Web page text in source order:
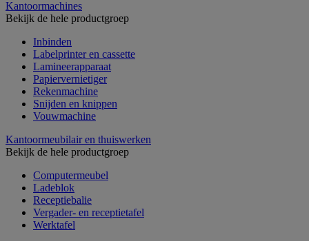
Kantoormachines
Bekijk de hele productgroep
Inbinden
Labelprinter en cassette
Lamineerapparaat
Papiervernietiger
Rekenmachine
Snijden en knippen
Vouwmachine
Kantoormeubilair en thuiswerken
Bekijk de hele productgroep
Computermeubel
Ladeblok
Receptiebalie
Vergader- en receptietafel
Werktafel